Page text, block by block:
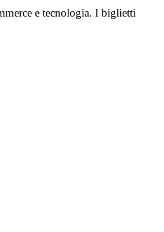
e tecnologia. I biglietti